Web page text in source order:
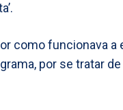
como funcionava a
por se tratar